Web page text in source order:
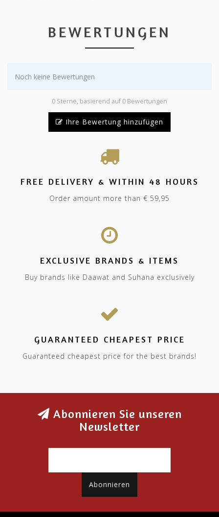
BEWERTUNGEN
Noch keine Bewertungen
0 Sterne, basierend auf 0 Bewertungen
Ihre Bewertung hinzufügen
FREE DELIVERY & WITHIN 48 HOURS
Order amount more than € 59,95
EXCLUSIVE BRANDS & ITEMS
Buy brands like Daawat and Suhana exclusively
GUARANTEED CHEAPEST PRICE
Guaranteed cheapest price for the best brands!
Abonnieren Sie unseren
Newsletter
Abonnieren